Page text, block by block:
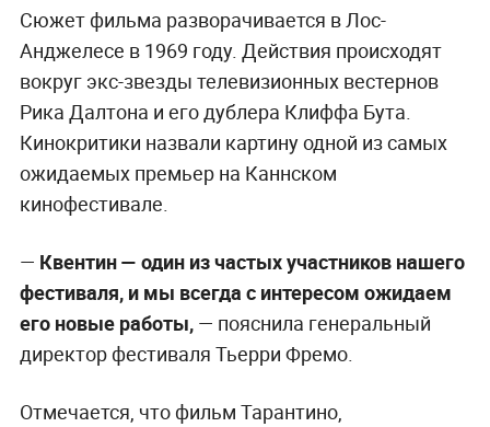
Сюжет фильма разворачивается в Лос-
Анджелесе в 1969 году. Действия происходят
вокруг экс-звезды телевизионных вестернов
Рика Далтона и его дублера Клиффа Бута.
Кинокритики назвали картину одной из самых
ожидаемых премьер на Каннском
кинофестивале.
— Квентин — один из частых участников нашего
фестиваля, и мы всегда с интересом ожидаем
его новые работы,— пояснила генеральный
директор фестиваля Тьерри Фремо.
Отмечается, что фильм Тарантино,